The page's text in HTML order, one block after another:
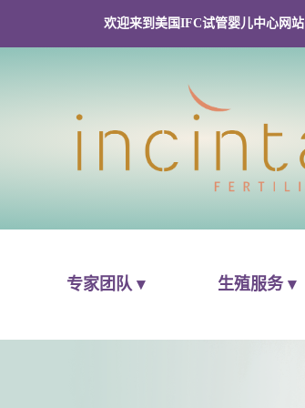
欢迎来到美国IFC试管婴儿中心网站
专家团队 ▾ 生殖服务 ▾